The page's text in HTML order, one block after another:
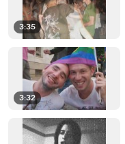
3:35
3:32